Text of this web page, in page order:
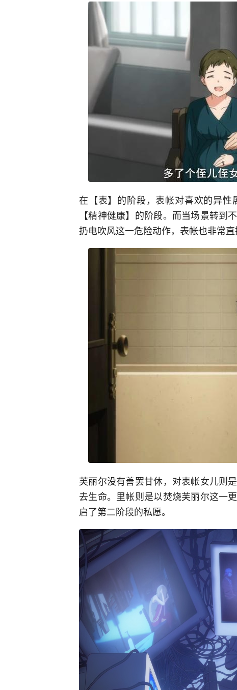
在【表】的阶段，表帐对喜欢的异
【精神健康】的阶段。而当场景转
扔电吹风这一危险动作，表帐也非常
芙丽尔没有善罢甘休，对表帐女儿则
去生命。里帐则是以焚烧芙丽尔这一
启了第二阶段的私愿。